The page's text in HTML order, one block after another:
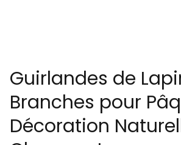
Guirlandes de
Branches pour
Décoration